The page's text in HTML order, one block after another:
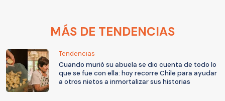
MÁS DE TENDENCIAS
Tendencias
Cuando murió su abuela se dio cuenta de todo lo
que se fue con ella: hoy recorre Chile para ayudar
a otros nietos a inmortalizar sus historias